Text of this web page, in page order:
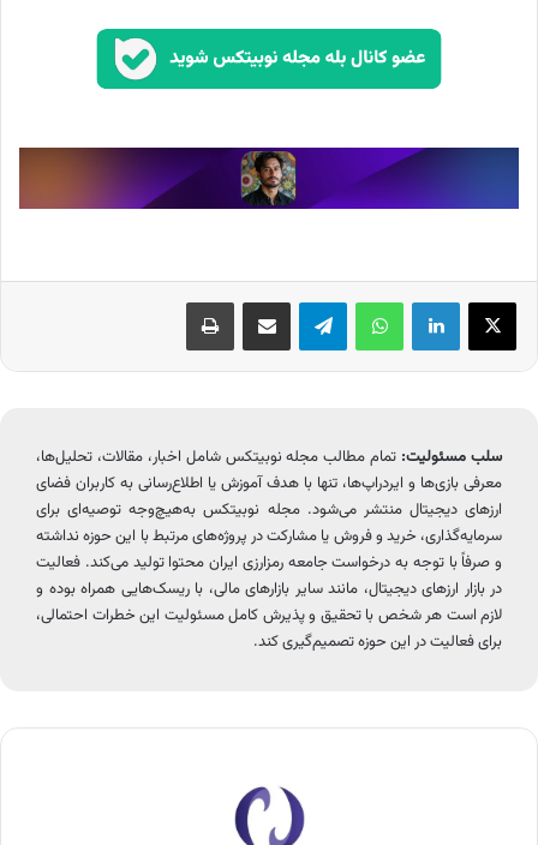
X لینکدین واتس آپ تلگرام اشتراک گذاری از طریق ایمیل چاپ
سلب مسئولیت: تمام مطالب مجله نوبیتکس شامل اخبار، مقالات، تحلیل‌ها،
معرفی بازی‌ها و ایردراپ‌ها، تنها با هدف آموزش یا اطلاع‌رسانی به کاربران فضای
ارزهای دیجیتال منتشر می‌شود. مجله نوبیتکس به‌هیچ‌وجه توصیه‌ای برای
سرمایه‌گذاری، خرید و فروش یا مشارکت در پروژه‌های مرتبط با این حوزه نداشته
و صرفاً با توجه به درخواست جامعه رمزارزی ایران محتوا تولید می‌کند. فعالیت
در بازار ارزهای دیجیتال، مانند سایر بازارهای مالی، با ریسک‌هایی همراه بوده و
لازم است هر شخص با تحقیق و پذیرش کامل مسئولیت این خطرات احتمالی،
برای فعالیت در این حوزه تصمیم‌گیری کند.